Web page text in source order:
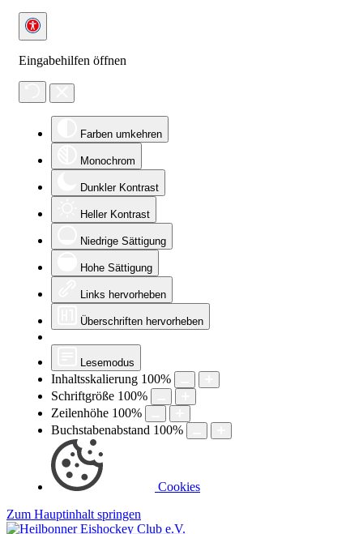
Eingabehilfen öffnen
Farben umkehren
Monochrom
Dunkler Kontrast
Heller Kontrast
Niedrige Sättigung
Hohe Sättigung
Links hervorheben
Überschriften hervorheben
Lesemodus
Inhaltsskalierung 100%
Schriftgröße 100%
Zeilenhöhe 100%
Buchstabenabstand 100%
Cookies
Zum Hauptinhalt springen